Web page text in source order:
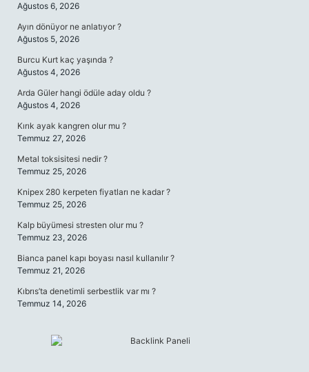
Ağustos 6, 2026
Ayın dönüyor ne anlatıyor ?
Ağustos 5, 2026
Burcu Kurt kaç yaşında ?
Ağustos 4, 2026
Arda Güler hangi ödüle aday oldu ?
Ağustos 4, 2026
Kırık ayak kangren olur mu ?
Temmuz 27, 2026
Metal toksisitesi nedir ?
Temmuz 25, 2026
Knipex 280 kerpeten fiyatları ne kadar ?
Temmuz 25, 2026
Kalp büyümesi stresten olur mu ?
Temmuz 23, 2026
Bianca panel kapı boyası nasıl kullanılır ?
Temmuz 21, 2026
Kıbrıs’ta denetimli serbestlik var mı ?
Temmuz 14, 2026